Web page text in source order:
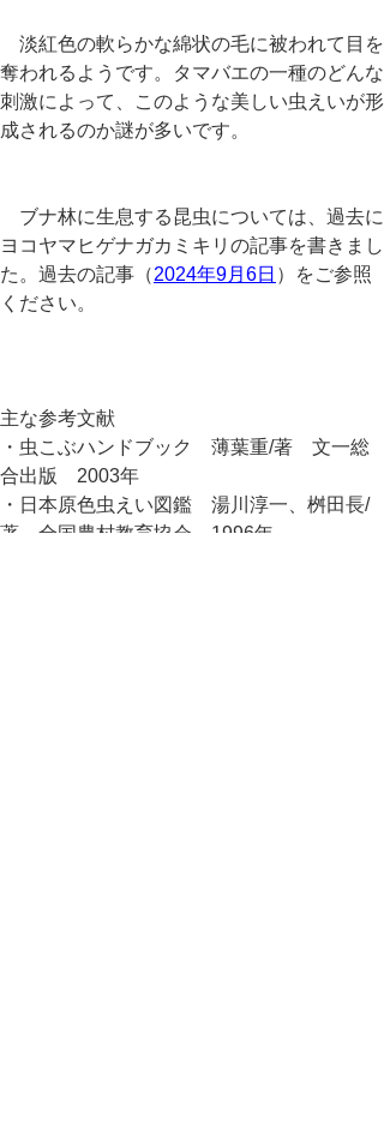
淡紅色の軟らかな綿状の毛に被われて目を
奪われるようです。タマバエの一種のどんな
刺激によって、このような美しい虫えいが形
成されるのか謎が多いです。
ブナ林に生息する昆虫については、過去に
ヨコヤマヒゲナガカミキリの記事を書きまし
た。過去の記事（2024年9月6日 ）をご参照
ください。
主な参考文献
・虫こぶハンドブック 薄葉重/著 文一総
合出版 2003年
・日本原色虫えい図鑑 湯川淳一、桝田長/
著 全国農村教育協会 1996年